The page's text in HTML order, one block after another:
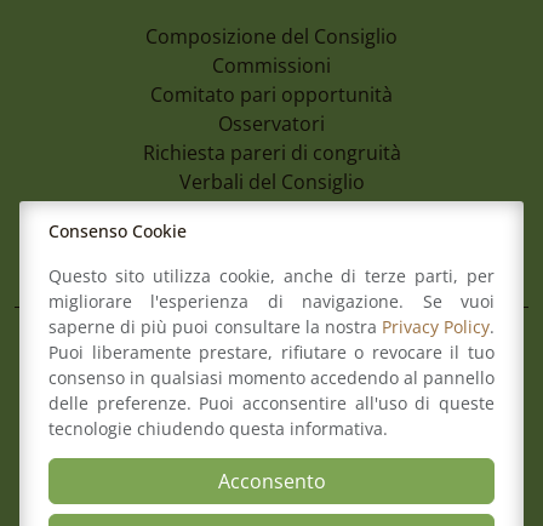
7 Agosto 2026
Avviso Pubblico Per La Formazione Di
Avvocati Esterni Finalizzato Ad
Incarichi Di Patrocinio Legale A Favore
Romagna
Composizione del Consiglio
Commissioni
Comitato pari opportunità
Osservatori
Richiesta pareri di congruità
Verbali del Consiglio
Aree
Il Consiglio
Consultazione Albo
Formazione
Comitato pari opportunità
Mediazione
Organismo di composizione della crisi
Consenso Cookie
Questo sito utilizza cookie, anche di terze parti, per
migliorare l'esperienza di navigazione. Se vuoi
saperne di più puoi consultare la nostra Privacy Policy.
Puoi liberamente prestare, rifiutare o revocare il tuo
consenso in qualsiasi momento accedendo al pannello
delle preferenze. Puoi acconsentire all'uso di queste
tecnologie chiudendo questa informativa.
Acconsento